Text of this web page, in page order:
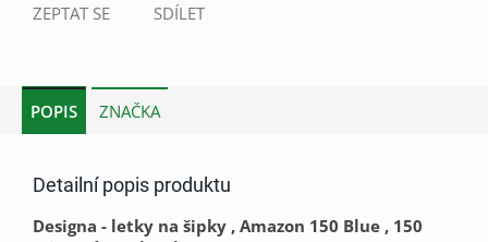
ZEPTAT SE SDÍLET
POPIS ZNAČKA
Detailní popis produktu
Designa - letky na šipky , Amazon 150 Blue , 150